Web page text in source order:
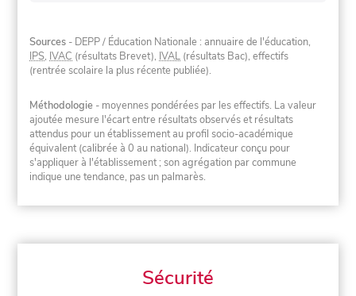
Sources - DEPP / Éducation Nationale : annuaire de l'éducation,
IPS, IVAC (résultats Brevet), IVAL (résultats Bac), effectifs
(rentrée scolaire la plus récente publiée).
Méthodologie - moyennes pondérées par les effectifs. La valeur
ajoutée mesure l'écart entre résultats observés et résultats
attendus pour un établissement au profil socio-académique
équivalent (calibrée à 0 au national). Indicateur conçu pour
s'appliquer à l'établissement ; son agrégation par commune
indique une tendance, pas un palmarès.
Sécurité